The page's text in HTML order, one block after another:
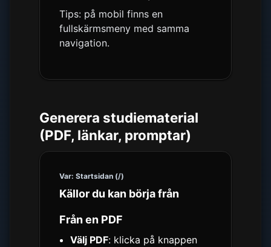
Tips: på mobil finns en
fullskärmsmeny med samma
navigation.
Generera studiematerial
(PDF, länkar, promptar)
Var: Startsidan (/)
Källor du kan börja från
Från en PDF
Välj PDF: klicka på knappen